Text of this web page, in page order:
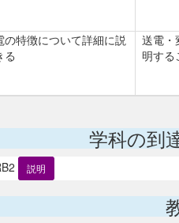
の特徴について詳細に説
る
送電・
明する
学科の到
説明